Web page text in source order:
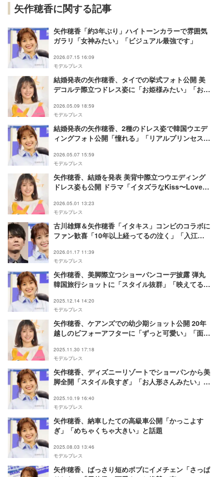
矢作穂香に関する記事
矢作穂香「約3年ぶり」ハイトーンカラーで雰囲気
ガラリ「女神みたい」「ビジュアル最強です」
2026.07.15 16:09
モデルプレス
結婚発表の矢作穂香、タイでの挙式フォト公開 美
デコルテ際立つドレス姿に「お姫様みたい」「お洒
2026.05.09 18:59
モデルプレス
結婚発表の矢作穂香、2種のドレス姿で韓国ウエデ
ィングフォト公開「憧れる」「リアルプリンセス」
2026.05.07 15:59
モデルプレス
矢作穂香、結婚を発表 美背中際立つウエディング
ドレス姿も公開 ドラマ「イタズラなKiss〜Love
2026.05.01 13:23
モデルプレス
古川雄輝＆矢作穂香「イタキス」コンビのコラボに
ファン歓喜「10年以上経ってるの泣く」「入江く
2026.01.17 11:39
モデルプレス
矢作穂香、美脚際立つショーパンコーデ披露 弾丸
韓国旅行ショットに「スタイル抜群」「映えてる」
2025.12.14 14:20
モデルプレス
矢作穂香、ケアンズでの幼少期ショット公開 20年
越しのビフォーアフターに「ずっと可愛い」「面影
2025.11.30 17:18
モデルプレス
矢作穂香、ディズニーリゾートでショーパンから美
脚全開「スタイル良すぎ」「お人形さんみたい」と
2025.10.19 16:40
モデルプレス
矢作穂香、納車したての高級車公開「かっこよす
ぎ」「めちゃくちゃ大きい」と話題
2025.08.03 13:46
モデルプレス
矢作穂香、ばっさり短めボブにイメチェン「さっぱ